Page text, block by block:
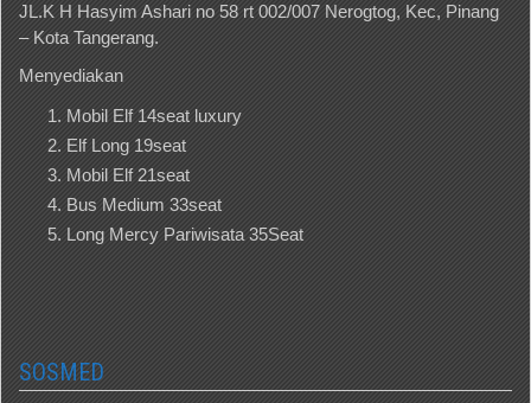
JL.K H Hasyim Ashari no 58 rt 002/007 Nerogtog, Kec, Pinang
– Kota Tangerang.
Menyediakan
Mobil Elf 14seat luxury
Elf Long 19seat
Mobil Elf 21seat
Bus Medium 33seat
Long Mercy Pariwisata 35Seat
SOSMED